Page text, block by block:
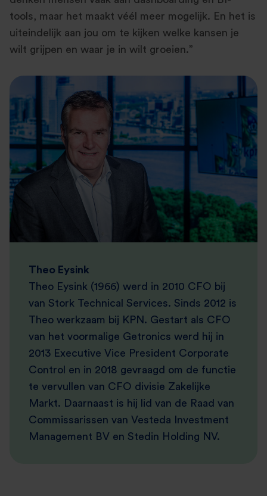
tools, maar het maakt véél meer mogelijk. En het is
uiteindelijk aan jou om te kijken welke kansen je
wilt grijpen en waar je in wilt groeien.”
Theo Eysink
Theo Eysink (1966) werd in 2010 CFO bij
van Stork Technical Services. Sinds 2012 is
Theo werkzaam bij KPN. Gestart als CFO
van het voormalige Getronics werd hij in
2013 Executive Vice President Corporate
Control en in 2018 gevraagd om de functie
te vervullen van CFO divisie Zakelijke
Markt. Daarnaast is hij lid van de Raad van
Commissarissen van Vesteda Investment
Management BV en Stedin Holding NV.